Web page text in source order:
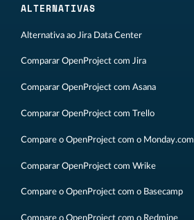
ALTERNATIVAS
Alternativa ao Jira Data Center
Comparar OpenProject com Jira
Comparar OpenProject com Asana
Comparar OpenProject com Trello
Compare o OpenProject com o Monday.com
Comparar OpenProject com Wrike
Compare o OpenProject com o Basecamp
Compare o OpenProject com o Redmine